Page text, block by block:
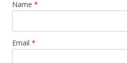
Name *
Email *